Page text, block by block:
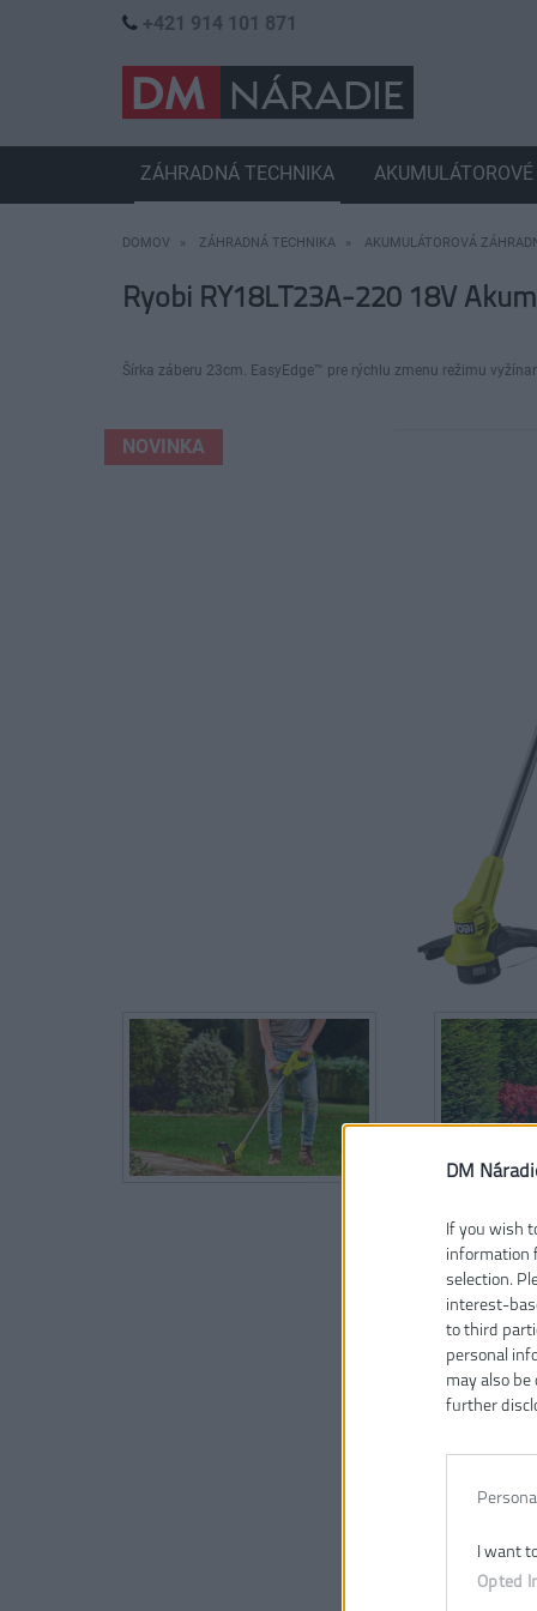
DM
If you wish
information
selection.
interest-
to third
personal
may also
further
I want
Opted
DOMOV ZÁHRADNÁ TECHNIKA AKUMULÁTOROVÁ
Ryobi RY18LT23A-220 18V
Šírka záberu 23cm. EasyEdge™ pre rýchlu zmenu režimu
NOVINKA
+421 914 101 871
ZÁHRADNÁ TECHNIKA